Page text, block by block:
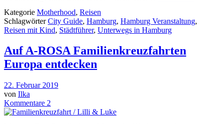
Kategorie Motherhood, Reisen
SchlagwörterCity Guide, Hamburg, Hamburg Veranstaltung,
Reisen mit Kind, Städtführer, Unterwegs in Hamburg
Auf A-ROSA Familienkreuzfahrten
Europa entdecken
22. Februar 2019
von Ilka
Kommentare 2